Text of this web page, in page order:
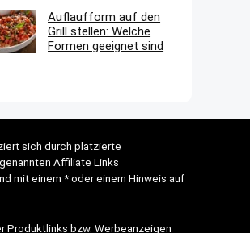
Auflaufform auf den
Grill stellen: Welche
Formen geeignet sind
sich durch platzierte
Affiliate Links
mit einem * oder einem Hinweis auf
Produktlinks bzw. Werbeanzeigen